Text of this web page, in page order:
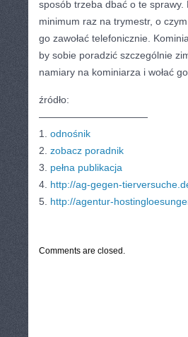
sposób trzeba dbać o te
minimum raz na trymestr, o
go zawołać telefonicznie.
by sobie poradzić szczególnie
namiary na kominiarza i wołać
źródło:
———————————
1. odnośnik
2. zobacz poradnik
3. pełna publikacja
4. http://ag-gegen-
5. http://agentur-
Comments are closed.